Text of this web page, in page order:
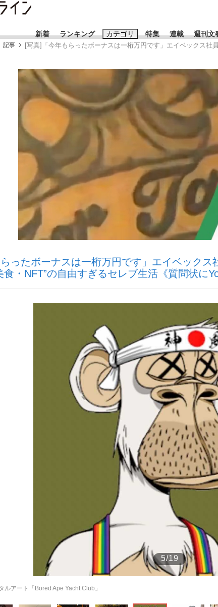
新着 ランキング カテゴリ
は失敗する。でも…」本田圭佑が初めて明かした日本代表監督に...
達成できなかったからと言って…」サッカー日本代表・森保一監督...
特集
ら81年
連載 週刊文
おすすめのキーワードタグ一覧
#藤田晋 #三山凌輝 #高市早苗 #後藤
#玉木雄一郎
#亀和田武
記事 [写真]「今年もらったボーナスは一桁万円です」エイベックス社
らったボーナスは一桁万円です」エイベックス
食・NFT”の自由すぎるセレブ生活《質問状に
5/19
ルアート「Bored Ape Yacht Club」